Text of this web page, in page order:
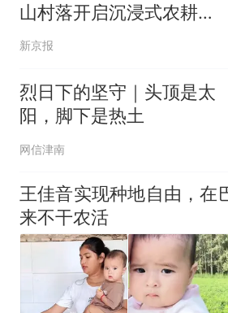
山村落开启沉浸式农耕体
验
新京报
烈日下的坚守｜头顶是太
阳，脚下是热土
网信津南
王佳音实现种地自由，在
来不干农活